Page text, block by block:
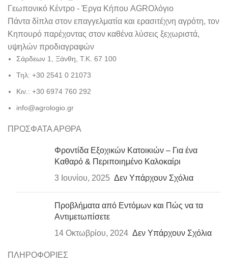
Γεωπονικό Κέντρο - Έργα Κήπου AGROλόγιο
Πάντα δίπλα στον επαγγελματία και ερασιτέχνη αγρότη, τον
Κηπουρό παρέχοντας στον καθένα λύσεις ξεχωριστά,
υψηλών προδιαγραφών
Σάρδεων 1, Ξάνθη, Τ.Κ. 67 100
Τηλ: +30 2541 0 21073
Κιν.: +30 6974 760 292
info@agrologio.gr
ΠΡΟΣΦΑΤΑ ΑΡΘΡΑ
Φροντίδα Εξοχικών Κατοικιών – Για ένα
Καθαρό & Περιποιημένο Καλοκαίρι
3 Ιουνίου, 2025 Δεν Υπάρχουν Σχόλια
Προβλήματα από Εντόμων και Πώς να τα
Αντιμετωπίσετε
14 Οκτωβρίου, 2024 Δεν Υπάρχουν Σχόλια
ΠΛΗΡΟΦΟΡΙΕΣ